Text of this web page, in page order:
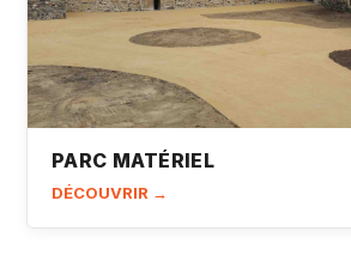
PARC MATÉRIEL
DÉCOUVRIR →